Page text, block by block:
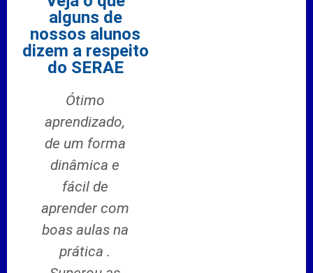
alguns de
nossos alunos
dizem a respeito
do SERAE
Ótimo
aprendizado,
de um forma
dinâmica e
fácil de
aprender com
boas aulas na
prática .